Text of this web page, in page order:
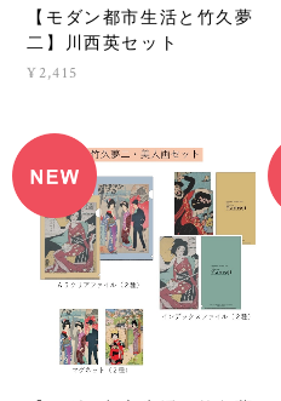
【モダン都市生活と竹久夢
二】川西英セット